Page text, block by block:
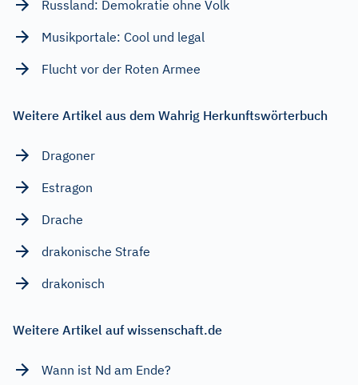
Russland: Demokratie ohne Volk
Musikportale: Cool und legal
Flucht vor der Roten Armee
Weitere Artikel aus dem Wahrig Herkunftswörterbuch
Dragoner
Estragon
Drache
drakonische Strafe
drakonisch
Weitere Artikel auf wissenschaft.de
Wann ist Nd am Ende?